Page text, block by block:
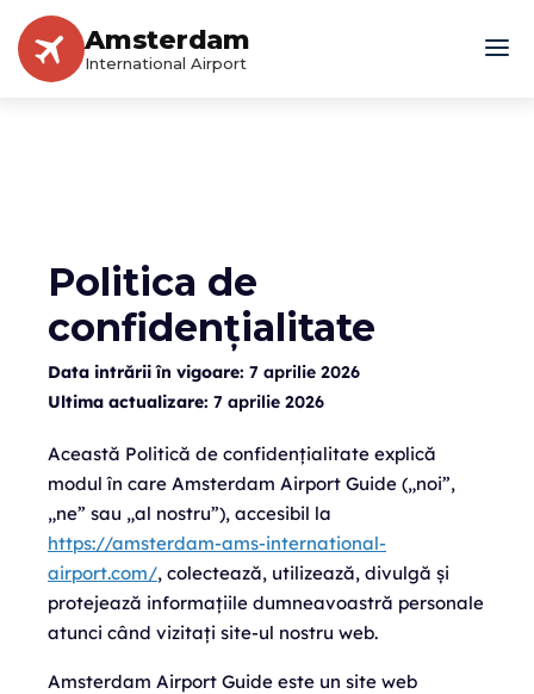
Amsterdam
International Airport
Politica de
confidențialitate
Data intrării în vigoare: 7 aprilie 2026
Ultima actualizare: 7 aprilie 2026
Această Politică de confidențialitate explică
modul în care Amsterdam Airport Guide („noi”,
„ne” sau „al nostru”), accesibil la
https://amsterdam-ams-international-
airport.com/, colectează, utilizează, divulgă și
protejează informațiile dumneavoastră personale
atunci când vizitați site-ul nostru web.
Amsterdam Airport Guide este un site web